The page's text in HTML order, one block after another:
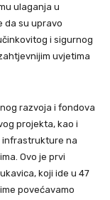
ulaganja u
da su upravo
i sigurnog
uvjetima
razvoja i fondova
projekta, kao i
infrastrukture na
Ovo je prvi
koji ide u 47
povećavamo